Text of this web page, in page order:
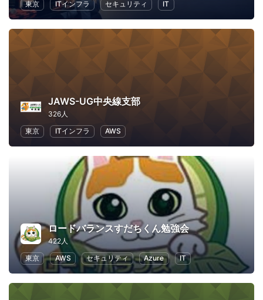
東京 ITインフラ セキュリティ IT
JAWS-UG中央線支部
326人
東京
ITインフラ AWS
ロードバランスすだちくん勉強会
422人
東京
AWS セキュリティ Azure IT